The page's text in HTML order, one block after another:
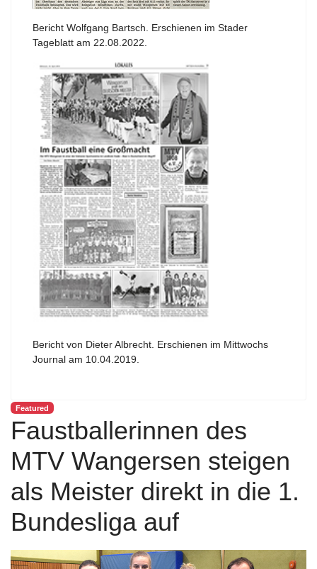
Bericht Wolfgang Bartsch. Erschienen im Stader
Tageblatt am 22.08.2022.
Bericht von Dieter Albrecht. Erschienen im Mittwochs
Journal am 10.04.2019.
Featured
Faustballerinnen des
MTV Wangersen steigen
als Meister direkt in die 1.
Bundesliga auf